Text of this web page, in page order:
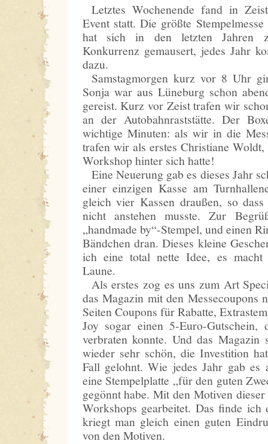
Letztes Wochenende fand in
Event statt. Die größte
hat sich in den letzten Jahren
Konkurrenz gemausert, jedes Jahr
dazu.
Samstagmorgen kurz vor 8 Uhr
Sonja war aus Lüneburg schon
gereist. Kurz vor Zeist trafen wir
an der Autobahnraststätte. Der
wichtige Minuten: als wir in die
trafen wir als erstes Christiane
Workshop hinter sich hatte!
Eine Neuerung gab es dieses Jahr
einer einzigen Kasse am
gleich vier Kassen draußen, so
nicht anstehen musste. Zur
„handmade by“-Stempel, und einen
Bändchen dran. Dieses kleine
ich eine total nette Idee, es
Laune.
Als erstes zog es uns zum Art
das Magazin mit den Messecoupons
Seiten Coupons für Rabatte,
Joy sogar einen 5-Euro-Gutschein,
verbraten konnte. Und das Magazin
wieder sehr schön, die Investition
Fall gelohnt. Wie jedes Jahr gab es
eine Stempelplatte „für den guten
gegönnt habe. Mit den Motiven
Workshops gearbeitet. Das finde ich
kriegt man gleich einen guten
von den Motiven.